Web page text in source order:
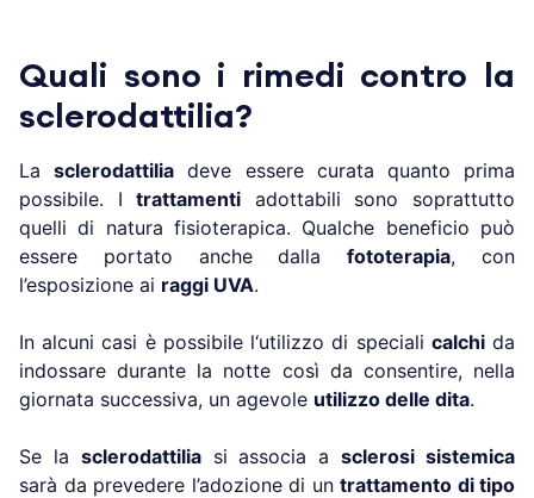
Quali sono i rimedi contro la
sclerodattilia?
Lasclerodattilia deve essere curata quanto prima
possibile. Itrattamenti adottabili sono soprattutto
quelli di natura fisioterapica. Qualche beneficio può
essere portato anche dallafototerapia, con
l’esposizione ai raggi UVA.
In alcuni casi è possibile l‘utilizzo di speciali calchida
indossare durante la notte così da consentire, nella
giornata successiva, un agevole utilizzo delle dita.
Se la sclerodattiliasi associa asclerosi sistemica
sarà da prevedere l’adozione di un trattamento di tipo